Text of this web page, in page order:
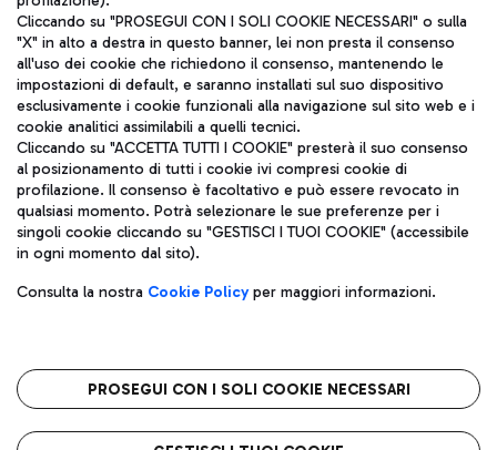
Aeroporti di Roma S.p.A. - Società soggetta a direzione e
coordinamento di Mundys S.p.A.
Codice fiscale e Registro delle Imprese di Roma 13032990155 P.
IVA 06572251004
Capitale sociale 62.224.743,00 int. vers.
Sede legale: Via Pier Paolo Racchetti 1 - 00054 Fiumicino (RM)
telefono +39 06 65951
Privacy policy
Note legali
Roma FCO
L'aeroporto stellato
Cliccando su "PROSEGUI CON I SOLI COOKIE NECESSARI" o sulla
"X" in alto a destra in questo banner, lei non presta il consenso
all'uso dei cookie che richiedono il consenso, mantenendo le
impostazioni di default, e saranno installati sul suo dispositivo
esclusivamente i cookie funzionali alla navigazione sul sito web e i
cookie analitici assimilabili a quelli tecnici.
Cliccando su "ACCETTA TUTTI I COOKIE" presterà il suo consenso
al posizionamento di tutti i cookie ivi compresi cookie di
profilazione. Il consenso è facoltativo e può essere revocato in
qualsiasi momento. Potrà selezionare le sue preferenze per i
singoli cookie cliccando su "GESTISCI I TUOI COOKIE" (accessibile
in ogni momento dal sito).
Consulta la nostra Cookie Policyper maggiori informazioni.
PROSEGUI CON I SOLI COOKIE NECESSARI